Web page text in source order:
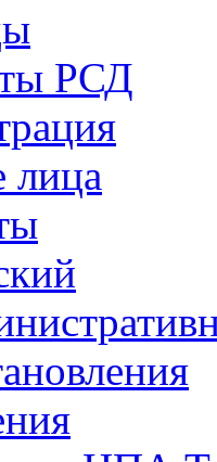
РСД
лица